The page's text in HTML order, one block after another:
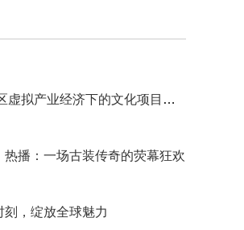
产业经济下的文化项目发展随谈
热播：一场古装传奇的荧幕狂欢
刻，绽放全球魅力